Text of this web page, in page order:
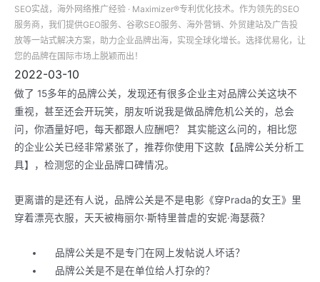
SEO实战，海外网络推广经验 · Maximizer®专利优化技术。作为领先的SEO
服务商，我们提供GEO服务、谷歌SEO服务、海外营销、外贸建站及广告投
放等一站式解决方案，助力企业品牌出海，实现全球化增长。选择优易化，让
您的品牌在国际市场上脱颖而出！
2022-03-10
做了 15多年的品牌公关，发现还有很多企业主对品牌公关这块不
重视，甚至还会开玩笑，朋友听说我是做品牌危机公关的，总会
问，你酒量好吧，每天都跟人应酬吧？ 其实能这么问的，相比您
的企业公关已经非常紧张了，推荐你使用下这款【品牌公关分析工
具】，检测您的企业品牌口碑情况。
更离谱的是还有人说，品牌公关是不是电影《穿Prada的女王》里
穿着漂亮衣服，天天被梅丽尔·斯特里普虐的安妮·海瑟薇？
品牌公关是不是专门在网上发帖说人坏话？
品牌公关是不是在单位给人打杂的？